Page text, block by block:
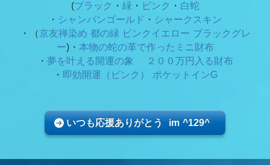
(ブラック ・ 緑 ・ ピンク ・ 白蛇
・ シャンパンゴールド ・ シャークスキン
・（京友禅染め 都の緑 ピンクイエロー ブラックグレ
ー)・ 本物の蛇の革で作ったミニ財布
・ 夢を叶える開運の象 ２００万円入る財布
・ 即効開運（ピンク） ポケットインG
いつも応援ありがとう im ^129^